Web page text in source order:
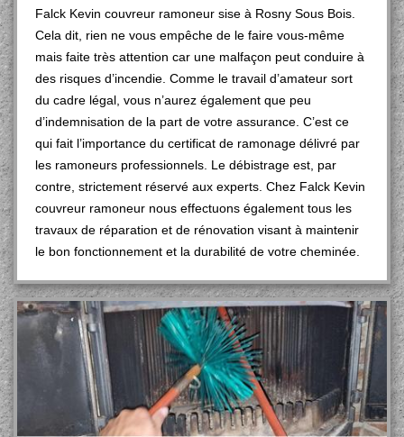
Falck Kevin couvreur ramoneur sise à Rosny Sous Bois.
Cela dit, rien ne vous empêche de le faire vous-même
mais faite très attention car une malfaçon peut conduire à
des risques d’incendie. Comme le travail d’amateur sort
du cadre légal, vous n’aurez également que peu
d’indemnisation de la part de votre assurance. C’est ce
qui fait l’importance du certificat de ramonage délivré par
les ramoneurs professionnels. Le débistrage est, par
contre, strictement réservé aux experts. Chez Falck Kevin
couvreur ramoneur nous effectuons également tous les
travaux de réparation et de rénovation visant à maintenir
le bon fonctionnement et la durabilité de votre cheminée.